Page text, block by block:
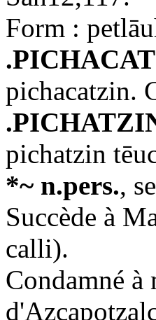
Form :
pichacatzin.
pichatzin
*~ n.pers.,
Succède à
calli).
Condamné à